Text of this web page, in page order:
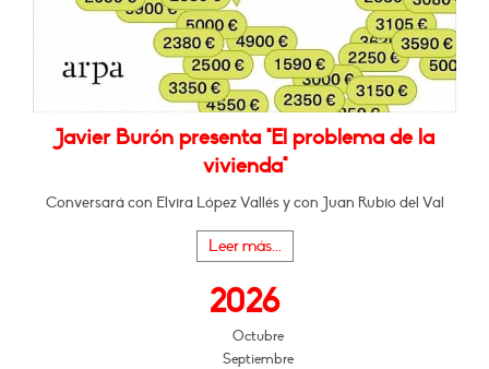
Javier Burón presenta "El problema de la
vivienda"
Conversará con Elvira López Vallés y con Juan Rubio del Val
Leer más...
2026
Octubre
Septiembre